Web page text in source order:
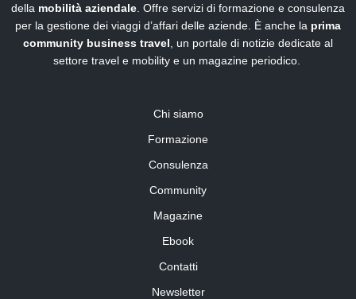
della mobilità aziendale. Offre servizi di formazione e consulenza
per la gestione dei viaggi d’affari delle aziende. È anche la prima
community business travel, un portale di notizie dedicate al
settore travel e mobility e un magazine periodico.
Chi siamo
Formazione
Consulenza
Community
Magazine
Ebook
Contatti
Newsletter